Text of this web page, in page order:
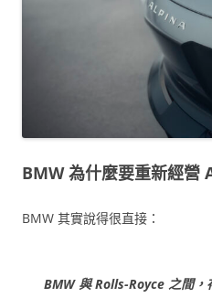
BMW 為什麼要重新經營
BMW 其實說得很直接：
BMW 與 Rolls-Royce 之間，